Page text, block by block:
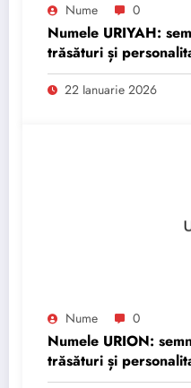
Nume 0
Numele URIYAH:
trăsături și
22 Ianuarie 2026
Nume 0
Numele URION:
trăsături și